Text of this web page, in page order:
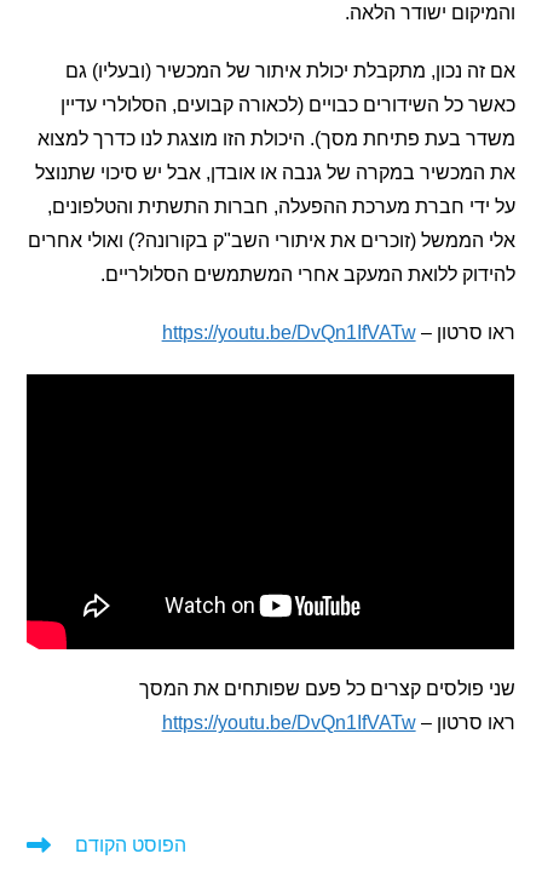
ישודר הלאה.
נכון, מתקבלת יכולת איתור של המכשיר (ובעליו) גם
השידורים כבויים (לכאורה קבועים, הסלולרי עדיין
בעת פתיחת מסך). היכולת הזו מוצגת לנו כדרך למצוא
במקרה של גנבה או אובדן, אבל יש סיכוי שתנוצל
חברת מערכת ההפעלה, חברות התשתית והטלפונים,
(זוכרים את איתורי השב"ק בקורונה?) ואולי אחרים
ללואת המעקב אחרי המשתמשים הסלולריים.
–
https://youtu.be/DvQn1IfVATw
קצרים כל פעם שפותחים את המסך
–
https://youtu.be/DvQn1IfVATw
הפוסט הקודם